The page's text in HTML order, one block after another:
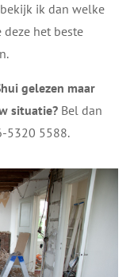
ik dan welke
het beste
gelezen maar
situatie? Bel dan
5320 5588.